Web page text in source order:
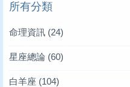
所有分類
命理資訊 (24)
星座總論 (60)
白羊座 (104)